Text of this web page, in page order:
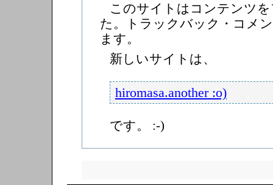
このサイトはコンテンツ
た。トラックバック・コメ
ます。
新しいサイトは、
hiromasa.another :o)
です。 :-)